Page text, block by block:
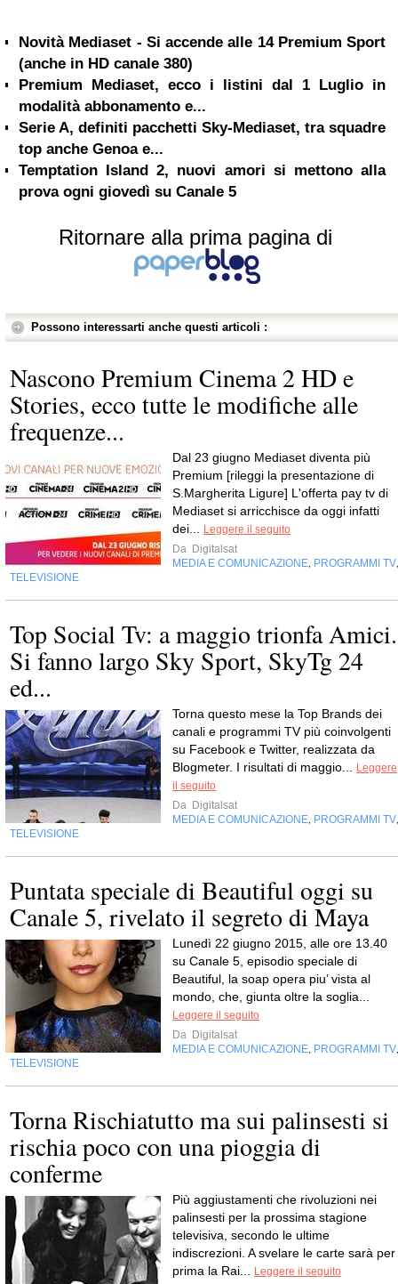
Novità Mediaset - Si accende alle 14 Premium Sport
(anche in HD canale 380)
Premium Mediaset, ecco i listini dal 1 Luglio in
modalità abbonamento e...
Serie A, definiti pacchetti Sky-Mediaset, tra squadre
top anche Genoa e...
Temptation Island 2, nuovi amori si mettono alla
prova ogni giovedì su Canale 5
Ritornare alla prima pagina di
Possono interessarti anche questi articoli :
Nascono Premium Cinema 2 HD e
Stories, ecco tutte le modifiche alle
frequenze...
Dal 23 giugno Mediaset diventa più
Premium [rileggi la presentazione di
S.Margherita Ligure] L'offerta pay tv di
Mediaset si arricchisce da oggi infatti
dei...
Leggere il seguito
Da Digitalsat
MEDIA E COMUNICAZIONE PROGRAMMI TV
TELEVISIONE
Top Social Tv: a maggio trionfa Amici.
Si fanno largo Sky Sport, SkyTg 24
ed...
Torna questo mese la Top Brands dei
canali e programmi TV più coinvolgenti
su Facebook e Twitter, realizzata da
Blogmeter. I risultati di maggio...
Leggere
il seguito
Da Digitalsat
MEDIA E COMUNICAZIONE PROGRAMMI TV
TELEVISIONE
Puntata speciale di Beautiful oggi su
Canale 5, rivelato il segreto di Maya
Lunedì 22 giugno 2015, alle ore 13.40
su Canale 5, episodio speciale di
Beautiful, la soap opera piu’ vista al
mondo, che, giunta oltre la soglia...
Leggere il seguito
Da Digitalsat
MEDIA E COMUNICAZIONE PROGRAMMI TV
TELEVISIONE
Torna Rischiatutto ma sui palinsesti si
rischia poco con una pioggia di
conferme
Più aggiustamenti che rivoluzioni nei
palinsesti per la prossima stagione
televisiva, secondo le ultime
indiscrezioni. A svelare le carte sarà per
prima la Rai...
Leggere il seguito